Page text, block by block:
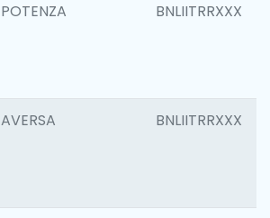
POTENZA BNLIITRRXXX
AVERSA BNLIITRRXXX